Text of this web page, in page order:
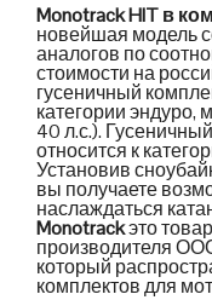
Monotrack HIT в
новейшая модель
аналогов по
стоимости на
гусеничный
категории эндуро,
40 л.с.).
относится к
Установив
вы получаете
наслаждаться
Monotrackэто
производителя
который
комплектов для